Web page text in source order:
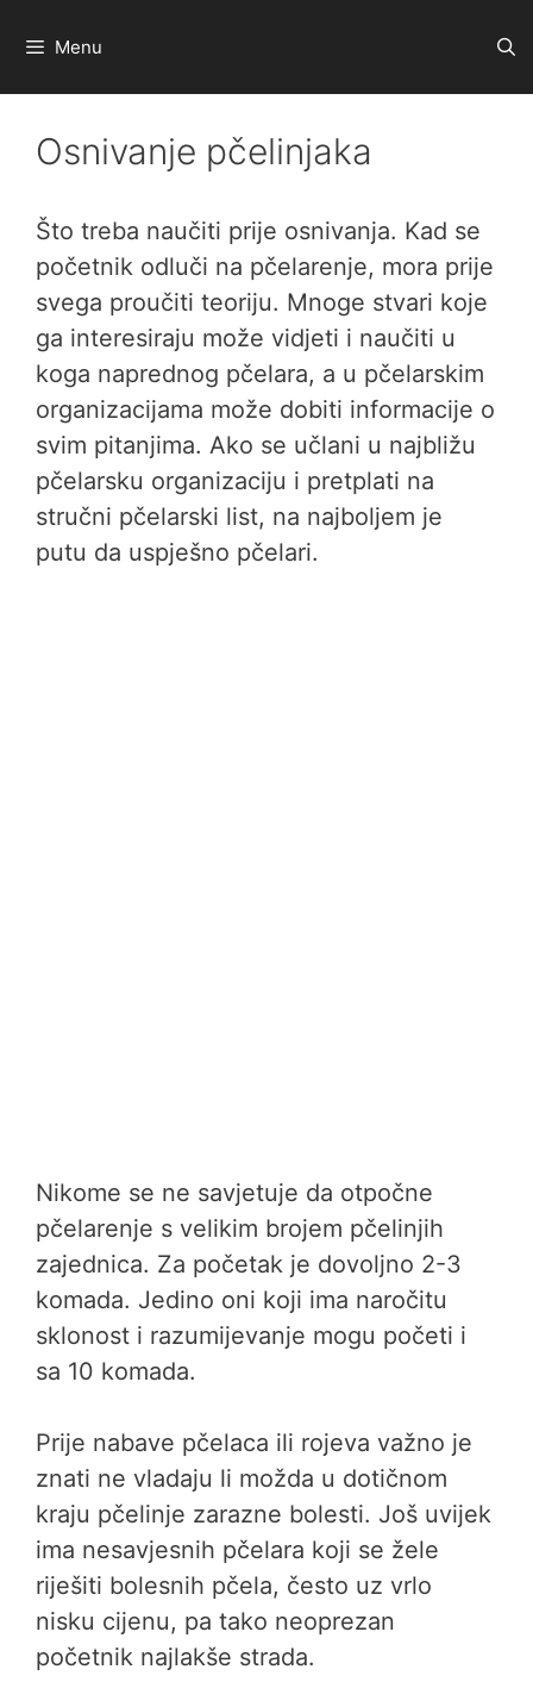
Menu
Osnivanje pčelinjaka
Što treba naučiti prije osnivanja. Kad se
početnik odluči na pčelarenje, mora prije
svega proučiti teoriju. Mnoge stvari koje
ga interesiraju može vidjeti i naučiti u
koga naprednog pčelara, a u pčelarskim
organizacijama može dobiti informacije o
svim pitanjima. Ako se učlani u najbližu
pčelarsku organizaciju i pretplati na
stručni pčelarski list, na najboljem je
putu da uspješno pčelari.
Nikome se ne savjetuje da otpočne
pčelarenje s velikim brojem pčelinjih
zajednica. Za početak je dovoljno 2-3
komada. Jedino oni koji ima naročitu
sklonost i razumijevanje mogu početi i
sa 10 komada.
Prije nabave pčelaca ili rojeva važno je
znati ne vladaju li možda u dotičnom
kraju pčelinje zarazne bolesti. Još uvijek
ima nesavjesnih pčelara koji se žele
riješiti bolesnih pčela, često uz vrlo
nisku cijenu, pa tako neoprezan
početnik najlakše strada.